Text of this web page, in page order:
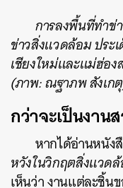
การลงพื้นที่ทำข่
ข่าวสิ่งแวดล้อม ประ
เชียงใหม่และแม่ฮ่อ
(ภาพ:ณฐาภพ สังเก
กว่าจะเป็นงาน
หากได้อ่านหนัง
หวังในวิกฤตสิ่งแวด
เห็นว่า งานแต่ละชิ้